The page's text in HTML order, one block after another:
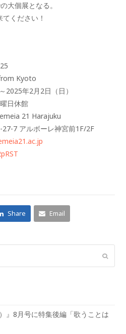
大個展となる。
ください！
Kyoto
2025年2月2日（日）
日休館
21 Harajuku
7 アルボーレ神宮前1F/2F
Share Email
』8月号に特集後編「歌うことは